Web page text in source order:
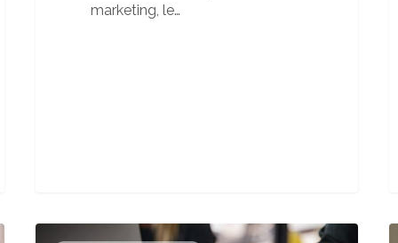
marketing, le…